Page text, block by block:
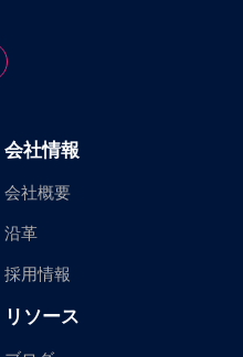
X (formerly Twitter)
us on Instagram
会社情報
会社概要
沿革
採用情報
リソース